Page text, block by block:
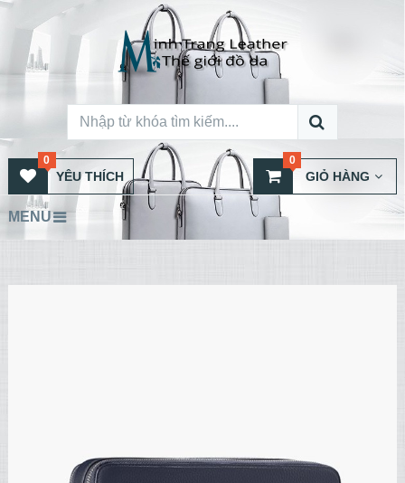
YÊU THÍCH
0
GIỎ HÀNG
0
MENU